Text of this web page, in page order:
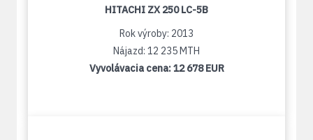
HITACHI ZX 250 LC-5B
Rok výroby: 2013
Nájazd: 12 235 MTH
Vyvolávacia cena:12 678 EUR